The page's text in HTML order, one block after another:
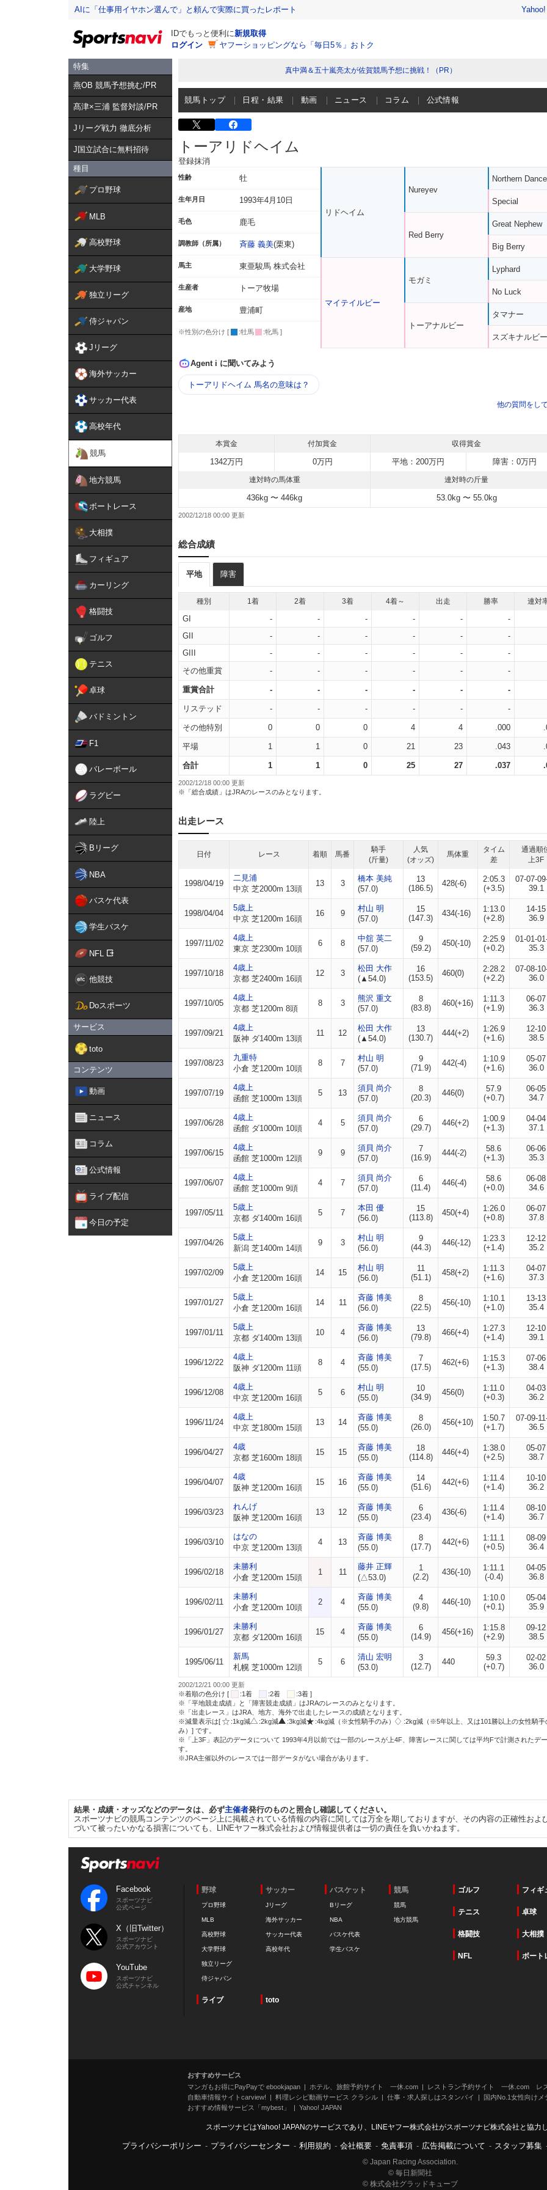
AIに「仕事用イヤホン選んで」と頼んで実際に買ったレポート
IDでもっと便利に新規取得
ログイン
ヤフーショッピングなら「毎日5％」おトク
特集
燕OB 競馬予想挑む/PR
髙津×三浦 監督対談/PR
Jリーグ戦力 徹底分析
J国立試合に無料招待
種目
プロ野球
MLB
高校野球
大学野球
独立リーグ
侍ジャパン
Jリーグ
海外サッカー
サッカー代表
高校年代
競馬
地方競馬
ボートレース
大相撲
フィギュア
カーリング
格闘技
ゴルフ
テニス
卓球
バドミントン
F1
バレーボール
ラグビー
陸上
Bリーグ
NBA
バスケ代表
学生バスケ
NFL
他競技
Doスポーツ
サービス
toto
コンテンツ
動画
ニュース
コラム
公式情報
ライブ配信
今日の予定
真中満＆五十嵐亮太が佐賀競馬予想に挑戦！（PR）
競馬トップ 日程・結果 動画 ニュース コラム 公式情報
トーアリドヘイム
登録抹消
性齢 牡
生年月日 1993年4月10日
毛色 鹿毛
調教師（所属） 斉藤 義美(栗東)
馬主 東亜駿馬 株式会社
生産者 トーア牧場
産地 豊浦町
※性別の色分け [ :牡馬 :牝馬 ]
リドヘイム
マイテイルビー
Nureyev
Red Berry
モガミ
トーアナルビー
Northern
Special
Great Nephew
Big Berry
Lyphard
No Luck
タマナー
スズキナルビー
Agent i に聞いてみよう
トーアリドヘイム 馬名の意味は？
他の質問をし
本賞金 付加賞金 収得賞金
1342万円 0万円 平地：200万円 障害：0万円
連対時の馬体重 連対時の斤量
436kg 〜 446kg 53.0kg 〜 55.0kg
2002/12/18 00:00
総合成績
平地 障害
種別 1着 2着 3着 4着～ 出走 勝率 連対
GI - - - - -
-
GII
- - - - -
-
GIII
- - - - -
-
その他重賞
- - - - - -
重賞合計 - - - - - -
リステッド - - - - - -
その他特別 0 0 0 4 4 .000
平場 1 1 0 21 23 .043
合計 1 1 0 25 27 .037
2002/12/18 00:00 更新
※「総合成績」はJRAのレースのみとなります。
出走レース
日付 レース 着順 馬番
騎手
(斤量)
人気
(オッズ)
馬体重
タイム
差
通過順
上3F
1998/04/19
二見浦
中京 芝2000m 13頭
13 3
橋本 美純
(57.0)
13
(186.5)
428(-6)
2:05.3
(+3.5)
07-07-
39.1
1998/04/04
5歳上
中京 芝1200m 16頭
16 9
村山 明
(57.0)
15
(147.3)
434(-16)
1:13.0
(+2.8)
14-15
36.9
1997/11/02
4歳上
東京 芝2300m 10頭
6 8
中舘 英二
(57.0)
9
(59.2)
450(-10)
2:25.9
(+0.2)
01-01-
35.3
1997/10/18
4歳上
京都 芝2400m 16頭
12 3
松田 大作
(▲54.0)
16
(153.5)
460(0)
2:28.2
(+2.2)
07-08-
36.0
1997/10/05
4歳上
京都 芝1200m 8頭
8 3
熊沢 重文
(57.0)
8
(83.8)
460(+16)
1:11.3
(+1.9)
06-07
36.3
1997/09/21
4歳上
阪神 ダ1400m 13頭
11 12
松田 大作
(▲54.0)
13
(130.7)
444(+2)
1:26.9
(+1.6)
12-10
38.5
1997/08/23
九重特
小倉 芝1200m 10頭
8 7
村山 明
(57.0)
9
(71.9)
442(-4)
1:10.9
(+1.6)
05-07
36.0
1997/07/19
4歳上
函館 芝1000m 13頭
5 13
須貝 尚介
(57.0)
8
(20.3)
446(0)
57.9
(+0.7)
06-05
34.7
1997/06/28
4歳上
函館 ダ1000m 10頭
4 5
須貝 尚介
(57.0)
6
(29.7)
446(+2)
1:00.9
(+1.3)
04-04
37.1
1997/06/15
4歳上
函館 芝1000m 12頭
9 9
須貝 尚介
(57.0)
7
(16.9)
444(-2)
58.6
(+1.3)
06-06
35.3
1997/06/07
4歳上
函館 芝1000m 9頭
4 7
須貝 尚介
(57.0)
6
(11.4)
446(-4)
58.6
(+0.0)
06-08
34.6
1997/05/11
5歳上
京都 ダ1400m 16頭
5 7
本田 優
(56.0)
15
(113.8)
450(+4)
1:26.0
(+0.8)
06-07
37.8
1997/04/26
5歳上
新潟 芝1400m 14頭
9 3
村山 明
(56.0)
9
(44.3)
446(-12)
1:23.3
(+1.4)
12-12
35.2
1997/02/09
5歳上
小倉 芝1200m 16頭
14 15
村山 明
(56.0)
11
(51.1)
458(+2)
1:11.3
(+1.6)
04-07
37.3
1997/01/27
5歳上
小倉 芝1200m 16頭
14 11
斉藤 博美
(56.0)
8
(22.5)
456(-10)
1:10.1
(+1.0)
13-13
35.4
1997/01/11
5歳上
京都 ダ1400m 13頭
10 4
斉藤 博美
(56.0)
13
(79.8)
466(+4)
1:27.3
(+1.4)
12-10
39.1
1996/12/22
4歳上
阪神 ダ1200m 11頭
8 4
斉藤 博美
(55.0)
7
(17.5)
462(+6)
1:15.3
(+1.3)
07-06
38.4
1996/12/08
4歳上
中京 芝1200m 16頭
5 6
村山 明
(55.0)
10
(34.9)
456(0)
1:11.0
(+0.3)
04-03
36.2
1996/11/24
4歳上
中京 芝1800m 15頭
13 14
斉藤 博美
(55.0)
8
(26.0)
456(+10)
1:50.7
(+1.7)
07-09-
36.5
1996/04/27
4歳
京都 芝1600m 18頭
15 15
斉藤 博美
(55.0)
18
(114.8)
446(+4)
1:38.0
(+2.5)
05-07
38.7
1996/04/07
4歳
阪神 芝1200m 16頭
15 16
斉藤 博美
(55.0)
14
(51.6)
442(+6)
1:11.4
(+1.4)
10-10
36.2
1996/03/23
れんげ
阪神 芝1200m 16頭
13 12
斉藤 博美
(55.0)
6
(23.4)
436(-6)
1:11.4
(+1.4)
08-10
36.7
1996/03/10
はなの
中京 芝1200m 13頭
4 13
斉藤 博美
(55.0)
8
(17.7)
442(+6)
1:11.1
(+0.5)
08-09
36.4
1996/02/18
未勝利
小倉 芝1200m 15頭
1 11
藤井 正輝
(△53.0)
1
(2.2)
436(-10)
1:11.1
(-0.4)
04-05
36.8
1996/02/11
未勝利
小倉 芝1200m 10頭
2 4
斉藤 博美
(55.0)
4
(9.8)
446(-10)
1:10.0
(+0.1)
05-04
35.9
1996/01/27
未勝利
京都 ダ1200m 16頭
15 4
斉藤 博美
(55.0)
6
(14.9)
456(+16)
1:15.8
(+2.9)
09-12
38.5
1995/06/11
新馬
札幌 芝1000m 12頭
5 6
清山 宏明
(53.0)
3
(12.7)
440
59.3
(+0.7)
02-02
36.0
2002/12/21 00:00 更新
※着順の色分け [
:1着 :2着
:3着 ]
※「平地競走成績」と「障害競走成績」はJRAのレースのみとなります。
※「出走レース」はJRA、地方、海外で出走したレースの成績となります。
※減量表示は[
:1kg減 :2kg減 :3kg減 :4kg減（※女性騎手のみ）
:2kg減（※5年以上、又は101勝以上の女性騎手
み）] です。
※「上3F」表記のデータについて 1993年4月以前では一部のレースが上4F、障害レースに関しては平均Fで計測されたデ
す。
※JRA主催以外のレースでは一部データがない場合があります。
結果・成績・オッズなどのデータは、必ず主催者発行のものと照合し確認してください。
スポーツナビの競馬コンテンツのページ上に掲載されている情報の内容に関しては万全を期しておりますが、その内容の正確性お
づいて被ったいかなる損害についても、LINEヤフー株式会社および情報提供者は一切の責任を負いかねます。
Facebook
スポーツナビ
公式ページ
X（旧Twitter）
スポーツナビ
公式アカウント
YouTube
スポーツナビ
公式チャンネル
野球
プロ野球
MLB
高校野球
大学野球
独立リーグ
侍ジャパン
サッカー
Jリーグ
海外サッカー
サッカー代表
高校年代
バスケット
Bリーグ
NBA
バスケ代表
学生バスケ
競馬
競馬
地方競馬
ゴルフ フィギ
テニス 卓球
格闘技 大相撲
NFL ボート
ライブ toto
おすすめサービス
マンガもお得にPayPayで ebookjapan
ホテル、旅館予約サイト 一休.com
レストラン予約サイト 一休.com レ
自動車情報サイトcarview!
料理レシピ動画サービス クラシル 仕事・求人探しはスタンバイ
国内No.1女性向けメ
おすすめ情報サービス「mybest」
Yahoo! JAPAN
スポーツナビはYahoo! JAPANのサービスであり、LINEヤフー株式会社がスポーツナビ株式会社と協力
プライバシーポリシー - プライバシーセンター - 利用規約 - 会社概要 - 免責事項 - 広告掲載について - スタッフ募集
© Japan Racing Association.
© 毎日新聞社
© 株式会社グラッドキューブ